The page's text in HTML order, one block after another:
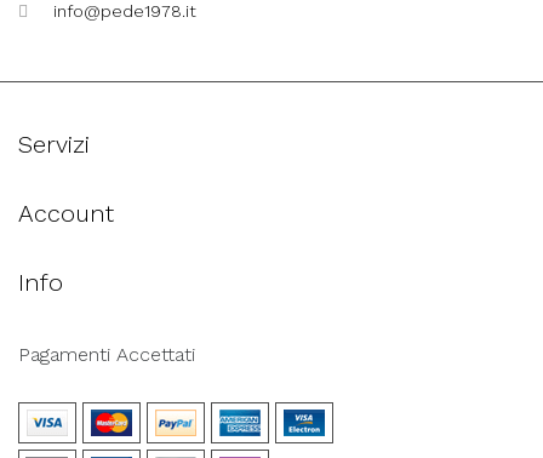
info@pede1978.it
Servizi
Account
Info
Pagamenti Accettati